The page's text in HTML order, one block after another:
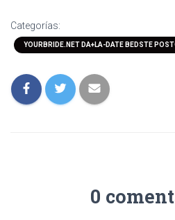
Categorías:
YOURBRIDE.NET DA+LA-DATE BEDSTE
0